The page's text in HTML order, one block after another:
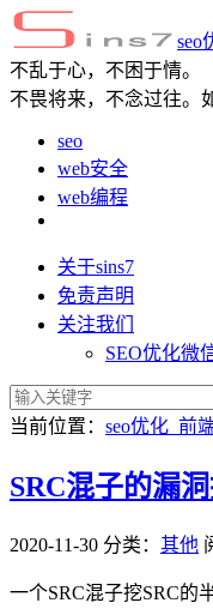
seo
不乱于心，不困于情。
不畏将来，不念过往。
seo
web安全
web编程
关于sins7
免责声明
关注我们
SEO优化微
当前位置： seo优化_前
SRC混子的漏
2020-11-30 分类： 其他
一个SRC混子挖SRC的